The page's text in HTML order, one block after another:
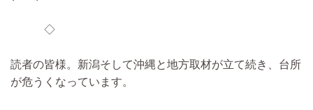
◇
読者の皆様。新潟そして沖縄と地方取材が立て続き、台所
が危うくなっています。